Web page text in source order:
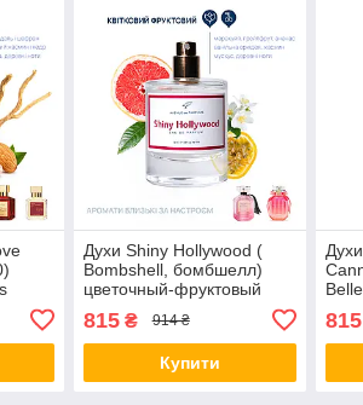
Духи Shiny Hollywood (
Bombshell, бомбшелл)
цветочный-фруктовый
PARFUMS
815₴ 914 ₴
Купити
815